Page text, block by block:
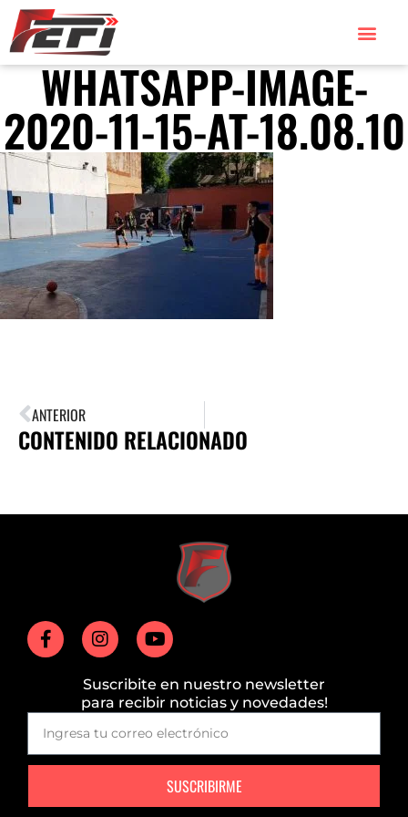
WHATSAPP-IMAGE-
2020-11-15-AT-18.08.10
ANTERIOR
CONTENIDO RELACIONADO
Suscribite en nuestro newsletter
para recibir noticias y novedades!
SUSCRIBIRME